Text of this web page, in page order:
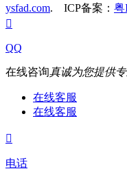
ysfad.com. ICP备案： 粤

QQ
在线咨询真诚为您提供
在线客服
在线客服

电话